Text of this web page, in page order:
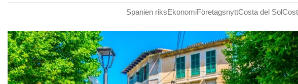
Spanien riksEkonomiFöretagsnyttCosta del Sol